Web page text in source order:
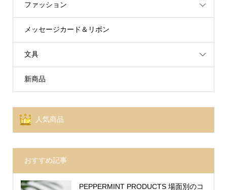
ファッション
メッセージカード＆リボン
文具
新商品
人気商品
おすすめ記事
PEPPERMINT PRODUCTS 場面別のコ